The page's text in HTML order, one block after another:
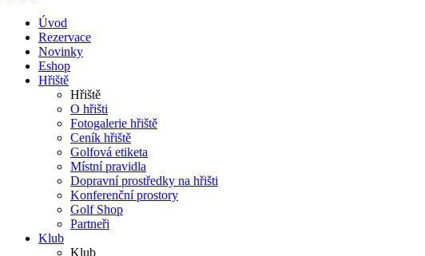
Úvod
Rezervace
Novinky
Eshop
Hřiště
Hřiště
O hřišti
Fotogalerie hřiště
Ceník hřiště
Golfová etiketa
Místní pravidla
Dopravní prostředky na hřišti
Konferenční prostory
Golf Shop
Partneři
Klub
Klub